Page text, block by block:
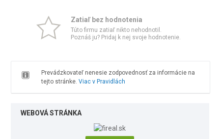
Zatiaľ bez hodnotenia
Túto firmu zatiaľ nikto nehodnotil.
Poznáš ju? Pridaj k nej svoje hodnotenie.
Prevádzkovateľ nenesie zodpovednosť za informácie na
tejto stránke. Viac v Pravidlách
WEBOVÁ STRÁNKA